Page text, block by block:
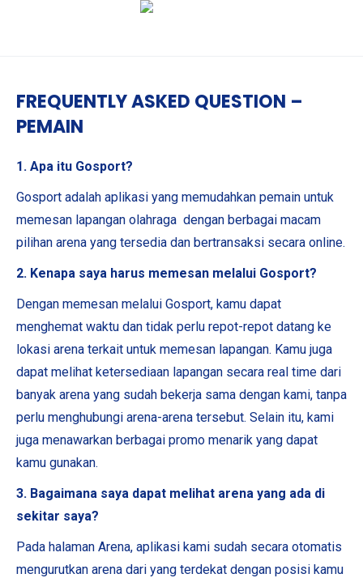
FREQUENTLY ASKED QUESTION –
PEMAIN
1. Apa itu Gosport?
Gosport adalah aplikasi yang memudahkan pemain untuk
memesan lapangan olahraga dengan berbagai macam
pilihan arena yang tersedia dan bertransaksi secara online.
2. Kenapa saya harus memesan melalui Gosport?
Dengan memesan melalui Gosport, kamu dapat
menghemat waktu dan tidak perlu repot-repot datang ke
lokasi arena terkait untuk memesan lapangan. Kamu juga
dapat melihat ketersediaan lapangan secara real time dari
banyak arena yang sudah bekerja sama dengan kami, tanpa
perlu menghubungi arena-arena tersebut. Selain itu, kami
juga menawarkan berbagai promo menarik yang dapat
kamu gunakan.
3. Bagaimana saya dapat melihat arena yang ada di
sekitar saya?
Pada halaman Arena, aplikasi kami sudah secara otomatis
mengurutkan arena dari yang terdekat dengan posisi kamu